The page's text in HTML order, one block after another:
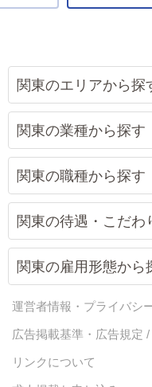
関東のエリアから探
関東の業種から探す
関東の職種から探す
関東の待遇・こだわ
関東の雇用形態から
運営者情報・プライバシ
広告掲載基準・広告規定
リンクについて